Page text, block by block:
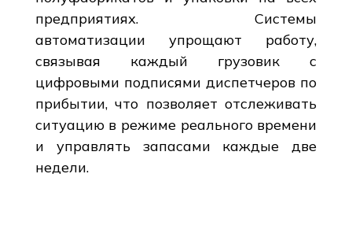
предприятиях. Системы
автоматизации упрощают работу,
связывая каждый грузовик с
цифровыми подписями диспетчеров по
прибытии, что позволяет отслеживать
ситуацию в режиме реального времени
и управлять запасами каждые две
недели.